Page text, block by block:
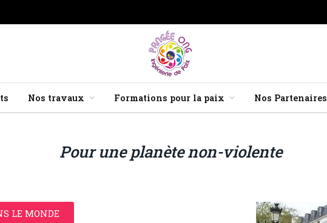
Nos travaux Formations pour la paix Nos Partenaires
Pour une planète non-violente
LE MONDE